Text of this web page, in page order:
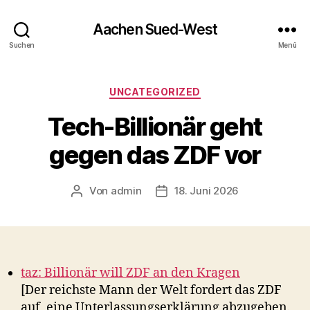
Suchen
Aachen Sued-West
Menü
Kategorien
UNCATEGORIZED
Tech-Billionär geht
gegen das ZDF vor
Beitragsautor
Von admin Veröffentlichungsdatum
18. Juni 2026
taz: Billionär will ZDF an den Kragen
[Der reichste Mann der Welt fordert das ZDF